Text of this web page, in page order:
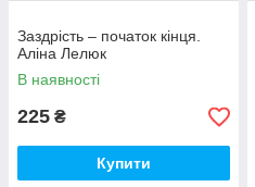
Заздрість – початок кінця.
Аліна Лелюк
В наявності
225 ₴
Купити